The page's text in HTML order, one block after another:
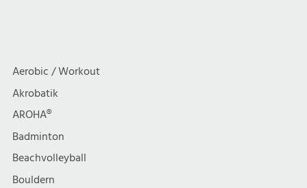
Aerobic / Workout
Akrobatik
AROHA®
Badminton
Beachvolleyball
Bouldern